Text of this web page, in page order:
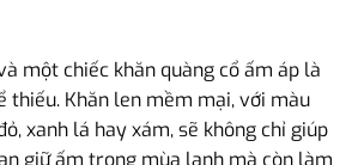
một chiếc khăn quàng cổ ấm áp là
thiếu. Khăn len mềm mại, với màu
xanh lá hay xám, sẽ không chỉ giúp